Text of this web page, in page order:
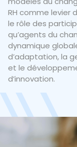
RH comme levier
le rôle des
qu’agents du
dynamique
d’adaptation, la
et le
d’innovation.